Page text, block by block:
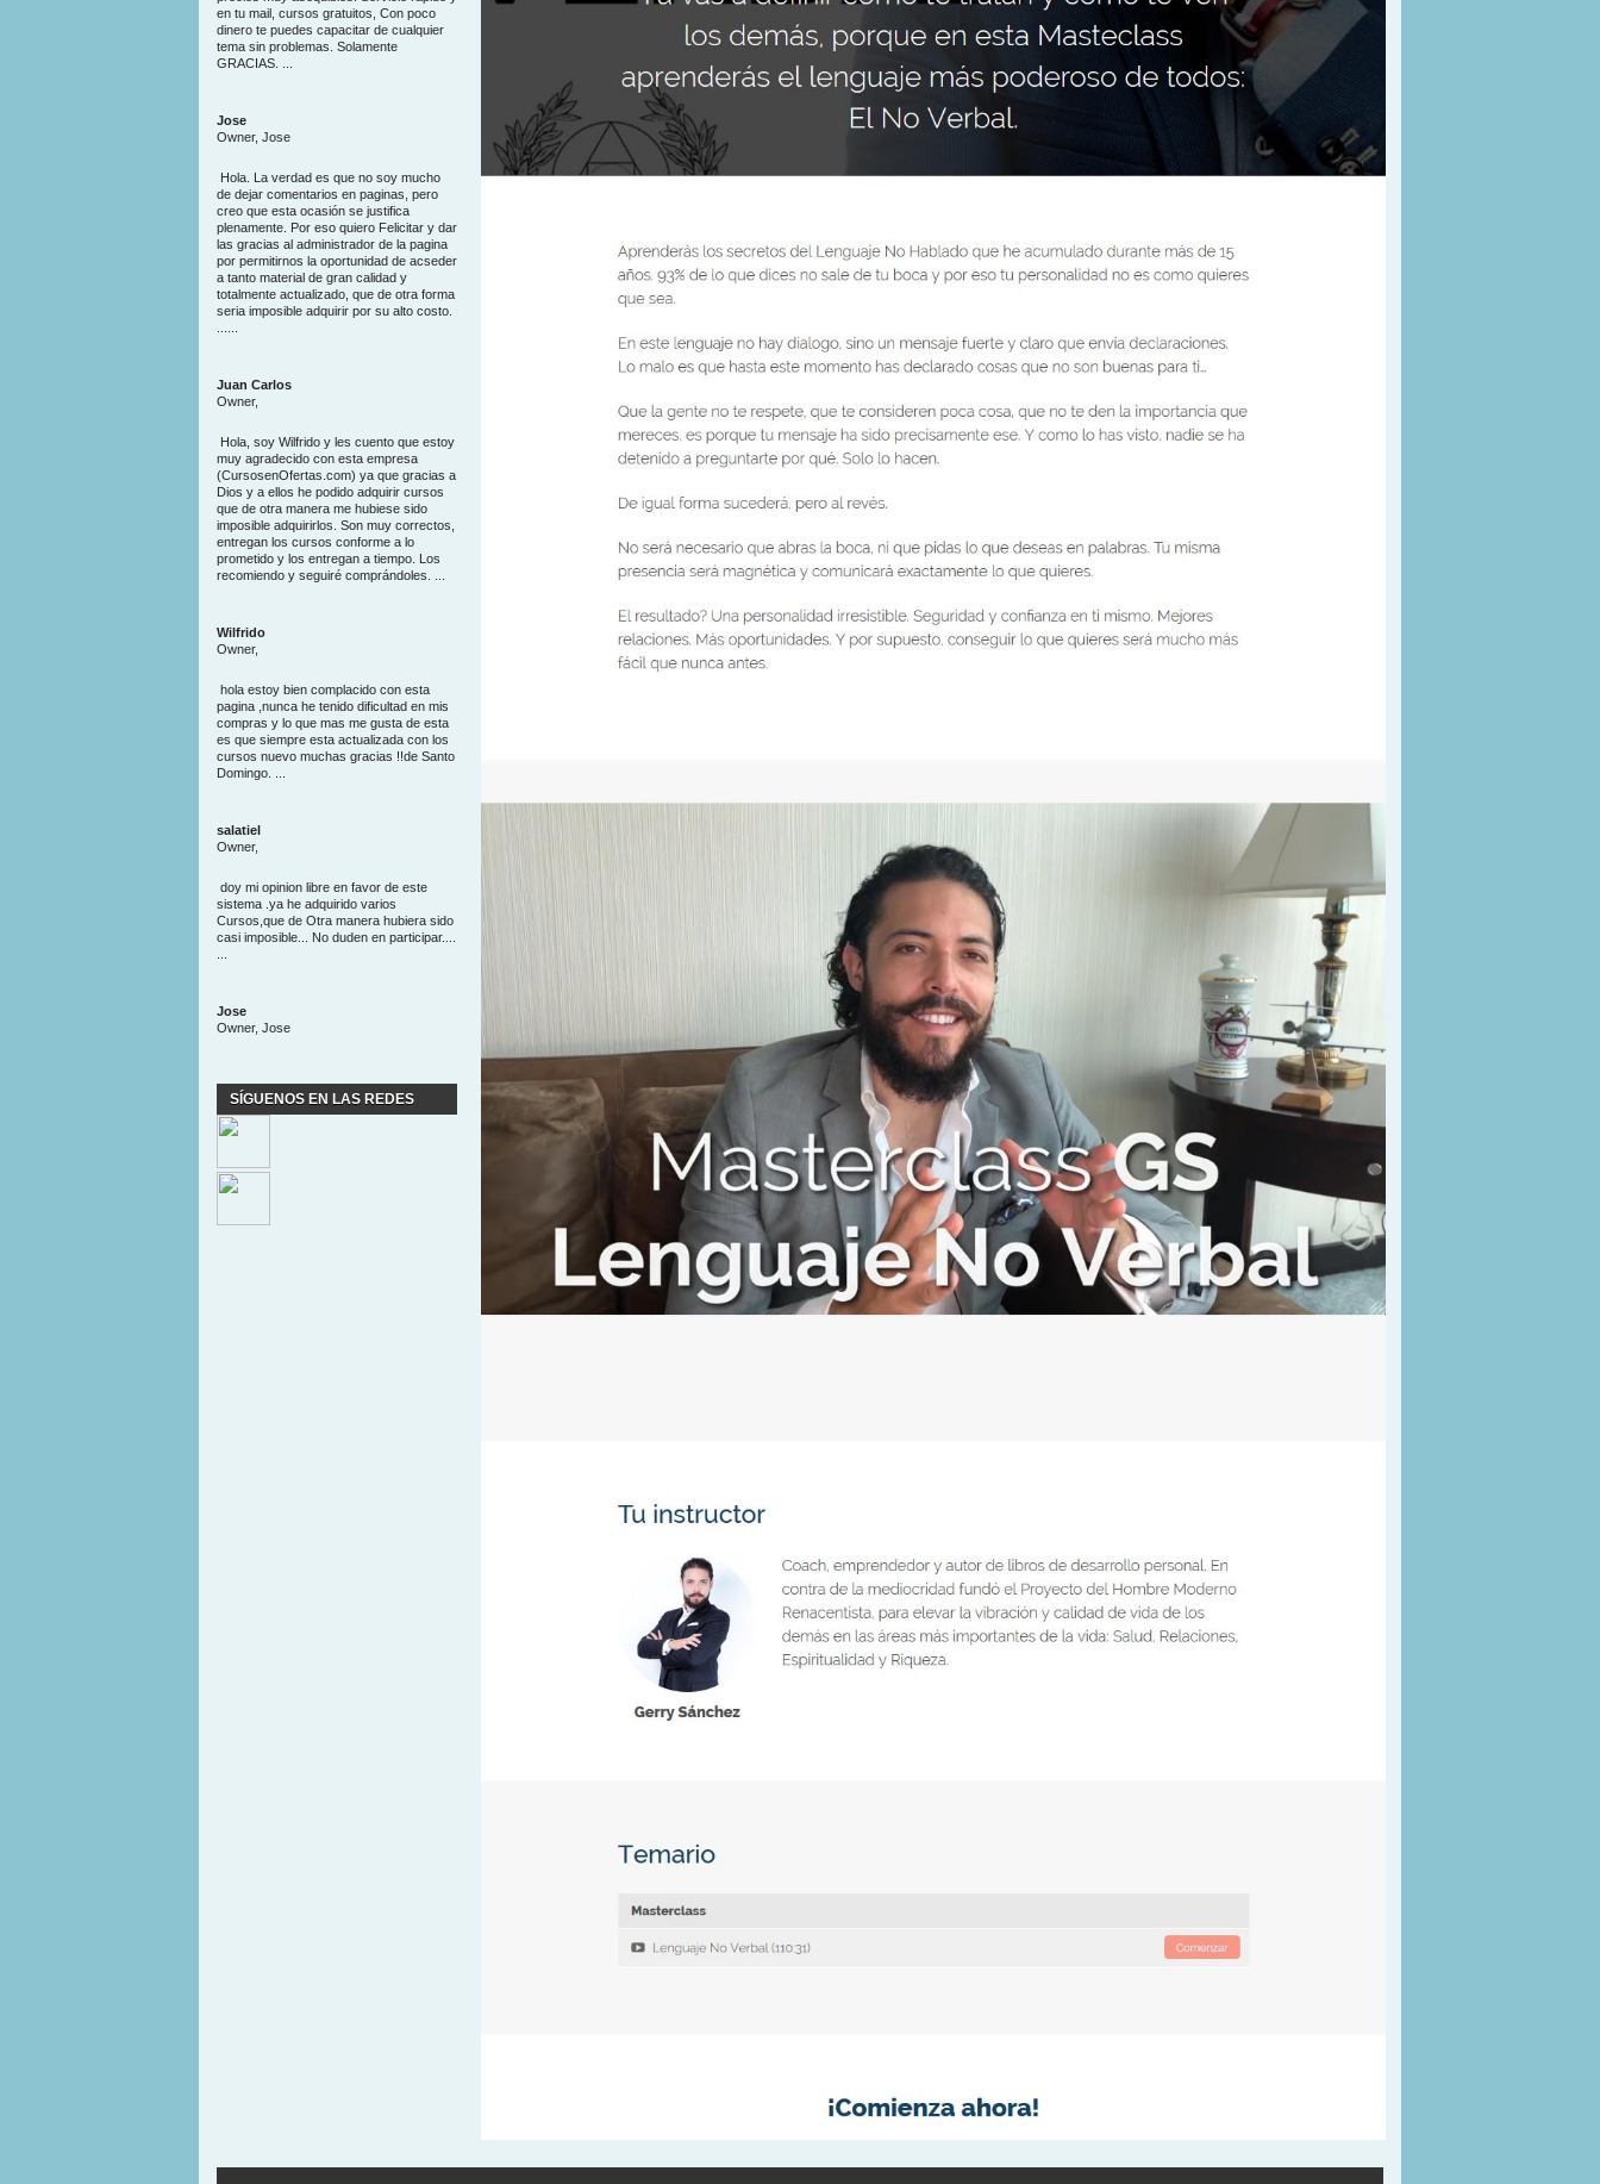
en tu mail, cursos gratuitos, Con poco
dinero te puedes capacitar de cualquier
tema sin problemas. Solamente
GRACIAS. ...
Jose
Owner, Jose
Hola. La verdad es que no soy mucho
de dejar comentarios en paginas, pero
creo que esta ocasión se justifica
plenamente. Por eso quiero Felicitar y dar
las gracias al administrador de la pagina
por permitirnos la oportunidad de acseder
a tanto material de gran calidad y
totalmente actualizado, que de otra forma
seria imposible adquirir por su alto costo.
Juan Carlos
Owner,
Hola, soy Wilfrido y les cuento que estoy
muy agradecido con esta empresa
(CursosenOfertas.com) ya que gracias a
Dios y a ellos he podido adquirir cursos
que de otra manera me hubiese sido
imposible adquirirlos. Son muy correctos,
entregan los cursos conforme a lo
prometido y los entregan a tiempo. Los
recomiendo y seguiré comprándoles. ...
Wilfrido
Owner,
hola estoy bien complacido con esta
pagina ,nunca he tenido dificultad en mis
compras y lo que mas me gusta de esta
es que siempre esta actualizada con los
cursos nuevo muchas gracias !!de Santo
Domingo. ...
salatiel
Owner,
doy mi opinion libre en favor de este
sistema .ya he adquirido varios
Cursos,que de Otra manera hubiera sido
casi imposible... No duden en participar....
Jose
Owner, Jose
SÍGUENOS EN LAS REDES